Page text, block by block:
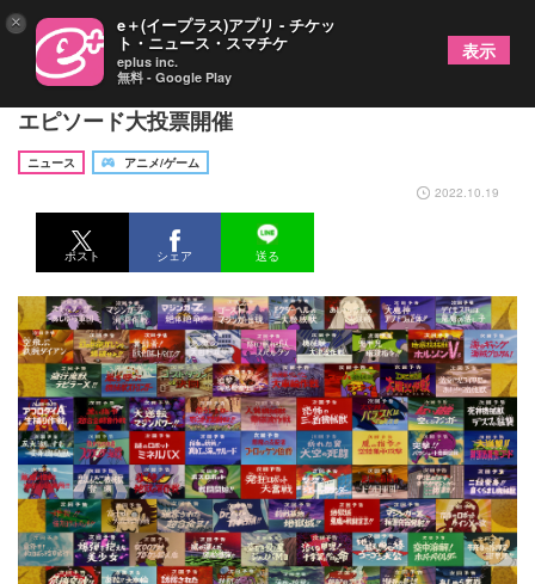
『マジンガーZ』５０周年記念 TVシリーズベスト
エピソード大投票開催
ニュース
アニメ/ゲーム
2022.10.19
ポスト シェア 送る
× e＋(イープラス)アプリ - チケッ
ト・ニュース・スマチケ
eplus inc.
無料 - Google Play
表示